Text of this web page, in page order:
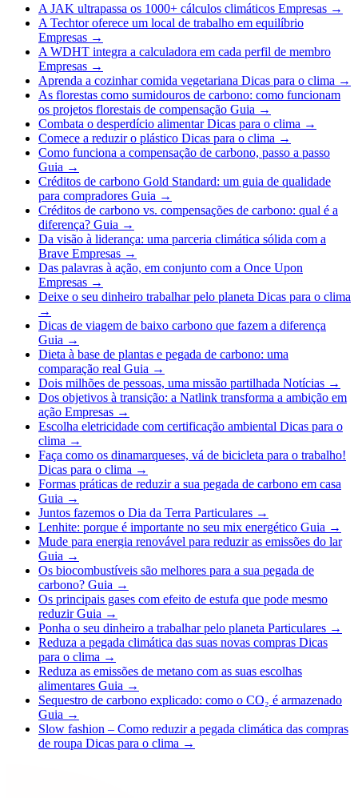
A JAK ultrapassa os 1000+ cálculos climáticos Empresas →
A Techtor oferece um local de trabalho em equilíbrio
Empresas →
A WDHT integra a calculadora em cada perfil de membro
Empresas →
Aprenda a cozinhar comida vegetariana Dicas para o clima →
As florestas como sumidouros de carbono: como funcionam
os projetos florestais de compensação Guia →
Combata o desperdício alimentar Dicas para o clima →
Comece a reduzir o plástico Dicas para o clima →
Como funciona a compensação de carbono, passo a passo
Guia →
Créditos de carbono Gold Standard: um guia de qualidade
para compradores Guia →
Créditos de carbono vs. compensações de carbono: qual é a
diferença? Guia →
Da visão à liderança: uma parceria climática sólida com a
Brave Empresas →
Das palavras à ação, em conjunto com a Once Upon
Empresas →
Deixe o seu dinheiro trabalhar pelo planeta Dicas para o clima
→
Dicas de viagem de baixo carbono que fazem a diferença
Guia →
Dieta à base de plantas e pegada de carbono: uma
comparação real Guia →
Dois milhões de pessoas, uma missão partilhada Notícias →
Dos objetivos à transição: a Natlink transforma a ambição em
ação Empresas →
Escolha eletricidade com certificação ambiental Dicas para o
clima →
Faça como os dinamarqueses, vá de bicicleta para o trabalho!
Dicas para o clima →
Formas práticas de reduzir a sua pegada de carbono em casa
Guia →
Juntos fazemos o Dia da Terra Particulares →
Lenhite: porque é importante no seu mix energético Guia →
Mude para energia renovável para reduzir as emissões do lar
Guia →
Os biocombustíveis são melhores para a sua pegada de
carbono? Guia →
Os principais gases com efeito de estufa que pode mesmo
reduzir Guia →
Ponha o seu dinheiro a trabalhar pelo planeta Particulares →
Reduza a pegada climática das suas novas compras Dicas
para o clima →
Reduza as emissões de metano com as suas escolhas
alimentares Guia →
Sequestro de carbono explicado: como o CO₂ é armazenado
Guia →
Slow fashion – Como reduzir a pegada climática das compras
de roupa Dicas para o clima →